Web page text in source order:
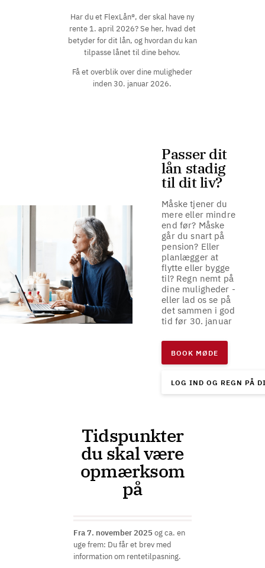
Har du et FlexLån®, der skal have ny
rente 1. april 2026? Se her, hvad det
betyder for dit lån, og hvordan du kan
tilpasse lånet til dine behov.
Få et overblik over dine muligheder
inden 30. januar 2026.
Passer dit
lån stadig
til dit liv?
Måske tjener du
mere eller mindre
end før? Måske
går du snart på
pension? Eller
planlægger at
flytte eller bygge
til? Regn nemt på
dine muligheder -
eller lad os se på
det sammen i god
tid før 30. januar
BOOK MØDE
LOG IND OG REGN PÅ
Tidspunkter
du skal være
opmærksom
på
Fra 7. november 2025 og ca. en
uge frem: Du får et brev med
information om rentetilpasning.